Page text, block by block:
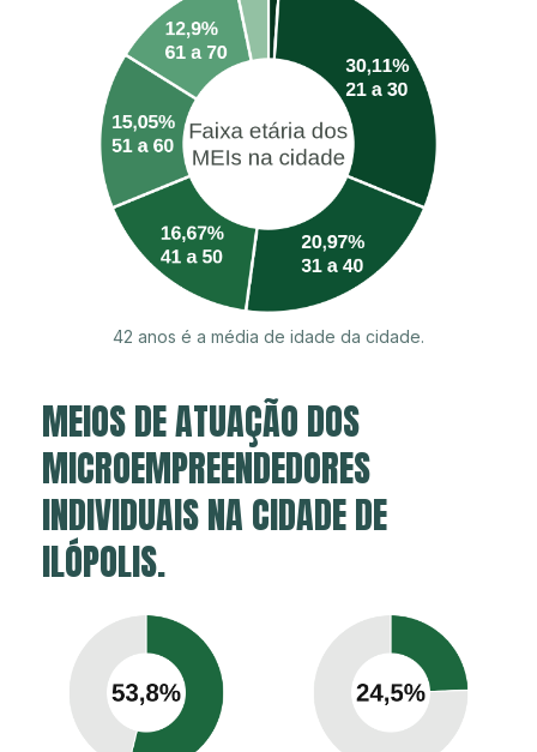
42 anos é a média de idade da cidade.
MEIOS DE ATUAÇÃO DOS
MICROEMPREENDEDORES
INDIVIDUAIS NA CIDADE DE
ILÓPOLIS.